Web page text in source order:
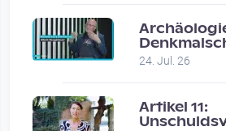
24. Jul. 26
Artikel 11: